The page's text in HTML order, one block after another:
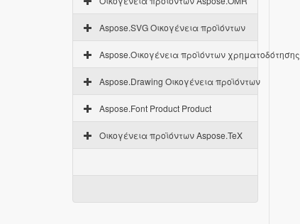
Aspose.SVG Οικογένεια προϊόντων
Aspose.Οικογένεια προϊόντων χρηματοδότησης
Aspose.Drawing Οικογένεια προϊόντων
Aspose.Font Product Product
Οικογένεια προϊόντων Aspose.TeX